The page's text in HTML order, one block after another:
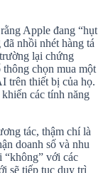
Apple đang “hụt
nhồi nhét hàng tá
lại chứng
chọn mua một
trên thiết bị của họ.
các tính năng
tác, thậm chí là
doanh số và nhu
“không” với các
sẽ tiếp tục duy trì